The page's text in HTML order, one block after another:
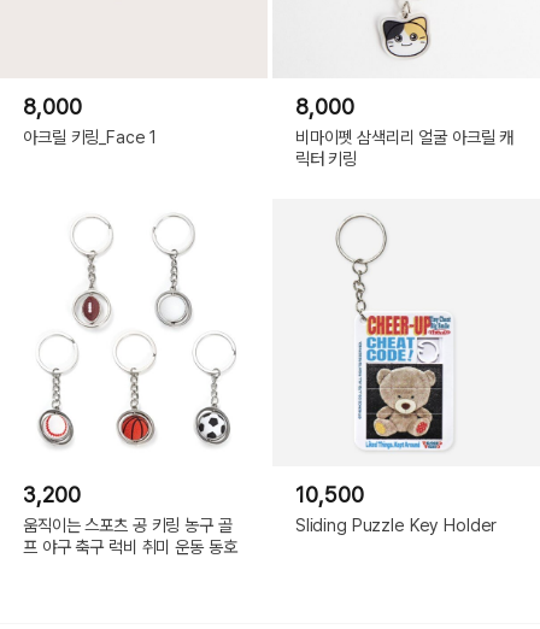
8,000
아크릴 키링_Face 1
8,000
비마이펫 삼색리리 얼굴 아크릴 캐
릭터 키링
3,200
움직이는 스포츠 공 키링 농구 골
프 야구 축구 럭비 취미 운동 동호
10,500
Sliding Puzzle Key Holder